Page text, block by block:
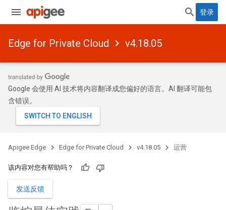
登录
Edge for Private Cloud v4.18.05
Google 会使用 AI 技术将内容翻译成您偏好的语言。AI 翻译可能包
含错误。
Apigee Edge Edge for Private Cloud v4.18.05 运营
该内容对您有帮助吗？
发送反馈